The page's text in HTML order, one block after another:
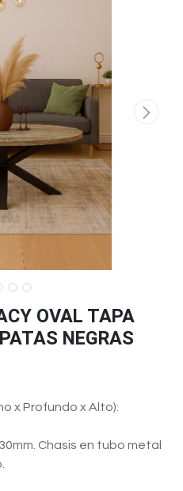
OVAL TAPA
NEGRAS
x Profundo x Alto):
Chasis en tubo metal